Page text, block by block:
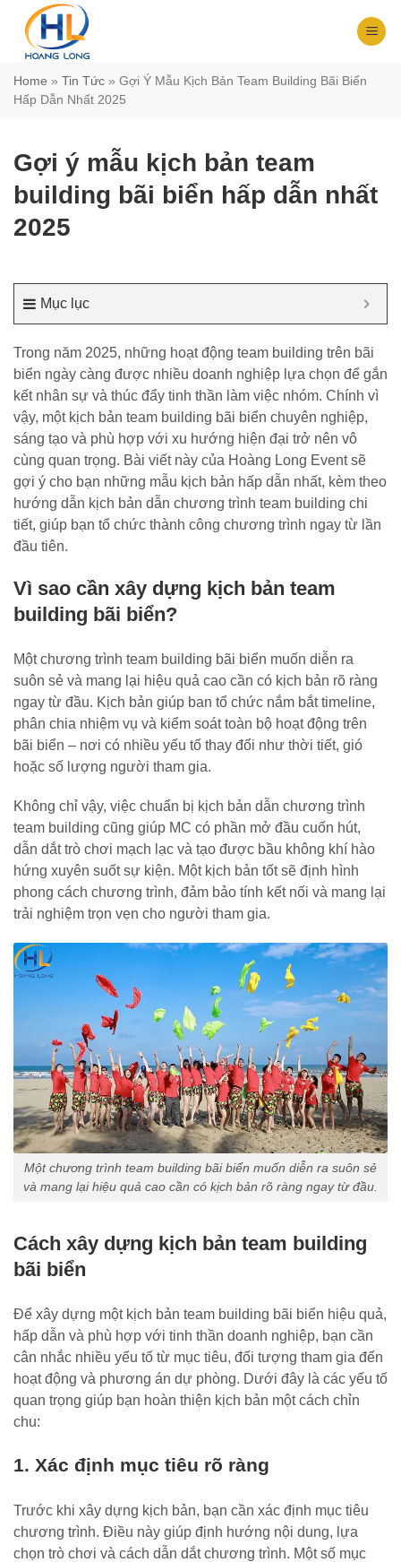
Chuyển
dungHome » Tin Tức » Gợi Ý Mẫu Kịch Bản Team Building Bãi Biển
Hấp Dẫn Nhất 2025
Gợi ý mẫu kịch bản team
building bãi biển hấp dẫn nhất
2025
Mục lục
Trong năm 2025, những hoạt động team building trên bãi
biển ngày càng được nhiều doanh nghiệp lựa chọn để gắn
kết nhân sự và thúc đẩy tinh thần làm việc nhóm. Chính vì
vậy, một kịch bản team building bãi biển chuyên nghiệp,
sáng tạo và phù hợp với xu hướng hiện đại trở nên vô
cùng quan trọng. Bài viết này của Hoàng Long Event sẽ
gợi ý cho bạn những mẫu kịch bản hấp dẫn nhất, kèm theo
hướng dẫn kịch bản dẫn chương trình team building chi
tiết, giúp bạn tổ chức thành công chương trình ngay từ lần
đầu tiên.
Vì sao cần xây dựng kịch bản team
building bãi biển?
Một chương trình team building bãi biển muốn diễn ra
suôn sẻ và mang lại hiệu quả cao cần có kịch bản rõ ràng
ngay từ đầu. Kịch bản giúp ban tổ chức nắm bắt timeline,
phân chia nhiệm vụ và kiểm soát toàn bộ hoạt động trên
bãi biển – nơi có nhiều yếu tố thay đổi như thời tiết, gió
hoặc số lượng người tham gia.
Không chỉ vậy, việc chuẩn bị kịch bản dẫn chương trình
team building cũng giúp MC có phần mở đầu cuốn hút,
dẫn dắt trò chơi mạch lạc và tạo được bầu không khí hào
hứng xuyên suốt sự kiện. Một kịch bản tốt sẽ định hình
phong cách chương trình, đảm bảo tính kết nối và mang lại
trải nghiệm trọn vẹn cho người tham gia.
Một chương trình team building bãi biển muốn diễn ra suôn sẻ
và mang lại hiệu quả cao cần có kịch bản rõ ràng ngay từ đầu.
Cách xây dựng kịch bản team building
bãi biển
Để xây dựng một kịch bản team building bãi biển hiệu quả,
hấp dẫn và phù hợp với tinh thần doanh nghiệp, bạn cần
cân nhắc nhiều yếu tố từ mục tiêu, đối tượng tham gia đến
hoạt động và phương án dự phòng. Dưới đây là các yếu tố
quan trọng giúp bạn hoàn thiện kịch bản một cách chỉn
chu:
1. Xác định mục tiêu rõ ràng
Trước khi xây dựng kịch bản, bạn cần xác định mục tiêu
chương trình. Điều này giúp định hướng nội dung, lựa
chọn trò chơi và cách dẫn dắt chương trình. Một số mục